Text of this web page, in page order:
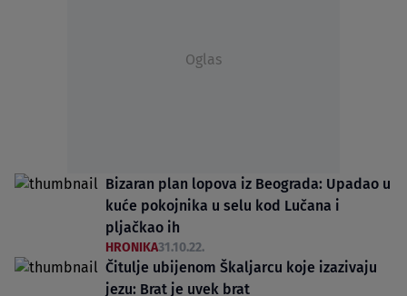
Oglas
Bizaran plan lopova iz Beograda: Upadao u
kuće pokojnika u selu kod Lučana i
pljačkao ih
HRONIKA31.10.22.
Čitulje ubijenom Škaljarcu koje izazivaju
jezu: Brat je uvek brat